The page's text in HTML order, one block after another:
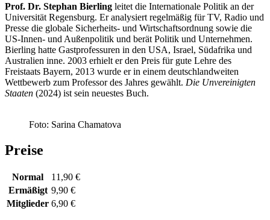
Prof. Dr. Stephan Bierling leitet die Internationale Politik an der
Universität Regensburg. Er analysiert regelmäßig für TV, Radio und
Presse die globale Sicherheits- und Wirtschaftsordnung sowie die
US-Innen- und Außenpolitik und berät Politik und Unternehmen.
Bierling hatte Gastprofessuren in den USA, Israel, Südafrika und
Australien inne. 2003 erhielt er den Preis für gute Lehre des
Freistaats Bayern, 2013 wurde er in einem deutschlandweiten
Wettbewerb zum Professor des Jahres gewählt. Die Unvereinigten
Staaten (2024) ist sein neuestes Buch.
Foto: Sarina Chamatova
Preise
Normal
11,90 €
Ermäßigt 9,90 €
Mitglieder 6,90 €